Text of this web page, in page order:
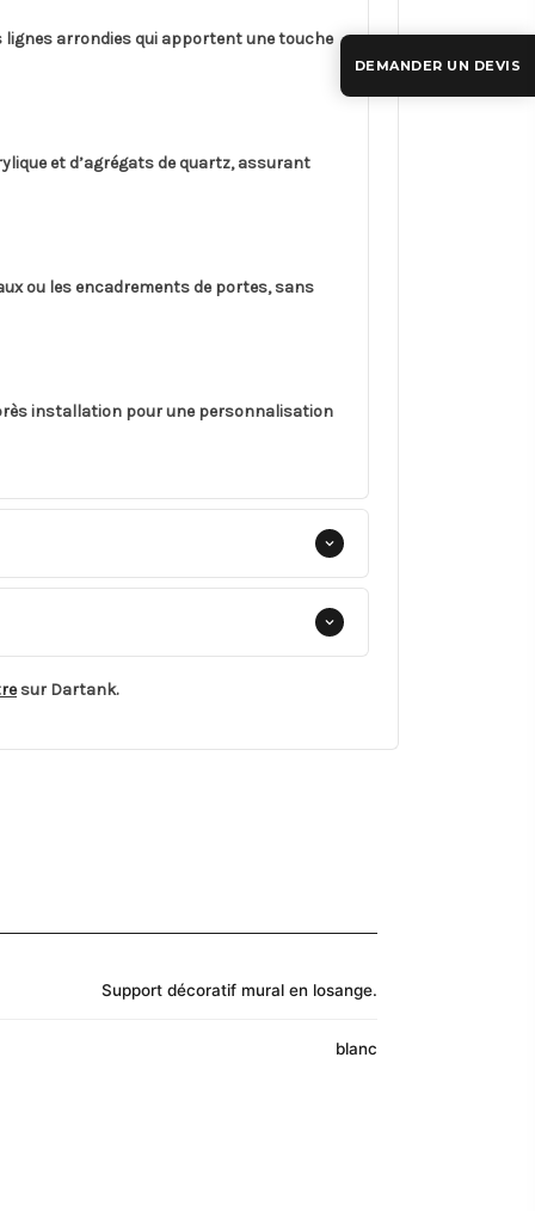
lignes arrondies qui apportent une touche
et d’agrégats de quartz, assurant
ou les encadrements de portes, sans
installation pour une personnalisation
sur Dartank.
Support décoratif mural en losange.
blanc
DEMANDER UN DEVIS